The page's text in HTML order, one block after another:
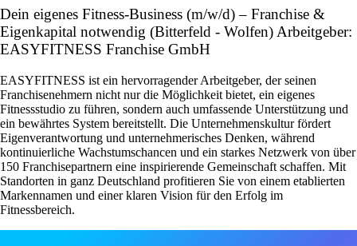
Dein eigenes Fitness-Business (m/w/d) – Franchise &
Eigenkapital notwendig (Bitterfeld - Wolfen) Arbeitgeber:
EASYFITNESS Franchise GmbH
EASYFITNESS ist ein hervorragender Arbeitgeber, der seinen
Franchisenehmern nicht nur die Möglichkeit bietet, ein eigenes
Fitnessstudio zu führen, sondern auch umfassende Unterstützung und
ein bewährtes System bereitstellt. Die Unternehmenskultur fördert
Eigenverantwortung und unternehmerisches Denken, während
kontinuierliche Wachstumschancen und ein starkes Netzwerk von über
150 Franchisepartnern eine inspirierende Gemeinschaft schaffen. Mit
Standorten in ganz Deutschland profitieren Sie von einem etablierten
Markennamen und einer klaren Vision für den Erfolg im
Fitnessbereich.